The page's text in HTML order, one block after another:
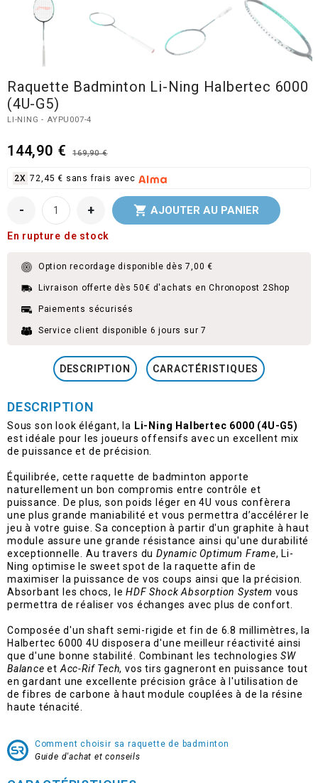
Raquette Badminton Li-Ning Halbertec 6000
(4U-G5)
LI-NING - AYPU007-4
144,90 € 169,90 €
2X 72,45 € sans frais avec
- +  AJOUTER AU PANIER
En rupture de stock
Option recordage disponible dès 7,00 €
Livraison offerte dès 50€ d'achats en Chronopost 2Shop
Paiements sécurisés
Service client disponible 6 jours sur 7
DESCRIPTION CARACTÉRISTIQUES
DESCRIPTION
Sous son look élégant, la Li-Ning Halbertec 6000 (4U-G5)
est idéale pour les joueurs offensifs avec un excellent mix
de puissance et de précision.
Équilibrée, cette raquette de badminton apporte
naturellement un bon compromis entre contrôle et
puissance. De plus, son poids léger en 4U vous confèrera
une plus grande maniabilité et vous permettra d’accélérer le
jeu à votre guise. Sa conception à partir d'un graphite à haut
module assure une grande résistance ainsi qu'une durabilité
exceptionnelle. Au travers duDynamic Optimum Frame, Li-
Ning optimise le sweet spot de la raquette afin de
maximiser la puissance de vos coups ainsi que la précision.
Absorbant les chocs, leHDF Shock Absorption System vous
permettra de réaliser vos échanges avec plus de confort.
Composée d'un shaft semi-rigide et fin de 6.8 millimètres, la
Halbertec 6000 4U disposera d'une meilleur réactivité ainsi
que d'une bonne stabilité. Combinant les technologiesSW
Balance etAcc-Rif Tech, vos tirs gagneront en puissance tout
en gardant une excellente précision grâce à l'utilisation de
de fibres de carbone à haut module couplées à de la résine
haute ténacité.
Comment choisir sa raquette de badminton
Guide d'achat et conseils